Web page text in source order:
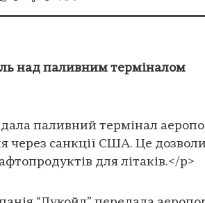
над паливним терміналом
паливний термінал
через санкції США. Це
для літаків.</p>